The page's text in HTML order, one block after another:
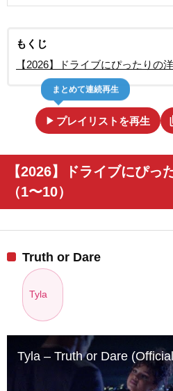
もくじ
【2026】ドライブにぴったりの
play_arrow プレイリストを再生
まとめて連続再生
【2026】ドライブにぴっ
（1〜10）
Truth or Dare
Tyla
Tyla – Truth or Dare